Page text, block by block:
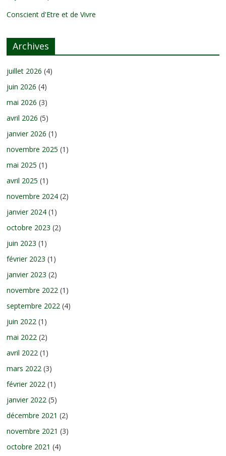
Conscient d'Etre et de Vivre
Archives
juillet 2026 (4)
juin 2026 (4)
mai 2026 (3)
avril 2026 (5)
janvier 2026 (1)
novembre 2025 (1)
mai 2025 (1)
avril 2025 (1)
novembre 2024 (2)
janvier 2024 (1)
octobre 2023 (2)
juin 2023 (1)
février 2023 (1)
janvier 2023 (2)
novembre 2022 (1)
septembre 2022 (4)
juin 2022 (1)
mai 2022 (2)
avril 2022 (1)
mars 2022 (3)
février 2022 (1)
janvier 2022 (5)
décembre 2021 (2)
novembre 2021 (3)
octobre 2021 (4)